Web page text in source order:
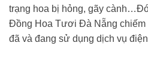
trạng hoa bị hỏng, gãy
Đồng Hoa Tươi Đà Nẵng chiếm
đã và đang sử dụng dịch vụ